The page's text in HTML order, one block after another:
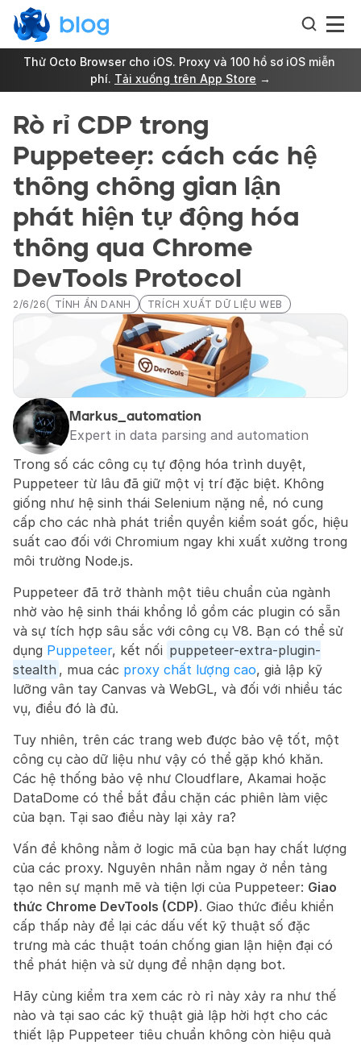
Thử Octo Browser cho iOS. Proxy và 100 hồ sơ iOS miễn
phí. Tải xuống trên App Store →
Rò rỉ CDP trong
Puppeteer: cách các hệ
thống chống gian lận
phát hiện tự động hóa
thông qua Chrome
DevTools Protocol
2/6/26 TÍNH ẨN DANH TRÍCH XUẤT DỮ LIỆU WEB
Markus_automation
Expert in data parsing and automation
Trong số các công cụ tự động hóa trình duyệt,
Puppeteer từ lâu đã giữ một vị trí đặc biệt. Không
giống như hệ sinh thái Selenium nặng nề, nó cung
cấp cho các nhà phát triển quyền kiểm soát gốc, hiệu
suất cao đối với Chromium ngay khi xuất xưởng trong
môi trường Node.js.
Puppeteer đã trở thành một tiêu chuẩn của ngành
nhờ vào hệ sinh thái khổng lồ gồm các plugin có sẵn
và sự tích hợp sâu sắc với công cụ V8. Bạn có thể sử
dụng Puppeteer, kết nối puppeteer-extra-plugin-
stealth , mua các proxy chất lượng cao, giả lập kỹ
lưỡng vân tay Canvas và WebGL, và đối với nhiều tác
vụ, điều đó là đủ.
Tuy nhiên, trên các trang web được bảo vệ tốt, một
công cụ cào dữ liệu như vậy có thể gặp khó khăn.
Các hệ thống bảo vệ như Cloudflare, Akamai hoặc
DataDome có thể bắt đầu chặn các phiên làm việc
của bạn. Tại sao điều này lại xảy ra?
Vấn đề không nằm ở logic mã của bạn hay chất lượng
của các proxy. Nguyên nhân nằm ngay ở nền tảng
tạo nên sự mạnh mẽ và tiện lợi của Puppeteer: Giao
thức Chrome DevTools (CDP). Giao thức điều khiển
cấp thấp này để lại các dấu vết kỹ thuật số đặc
trưng mà các thuật toán chống gian lận hiện đại có
thể phát hiện và sử dụng để nhận dạng bot.
Hãy cùng kiểm tra xem các rò rỉ này xảy ra như thế
nào và tại sao các kỹ thuật giả lập hời hợt cho các
thiết lập Puppeteer tiêu chuẩn không còn hiệu quả